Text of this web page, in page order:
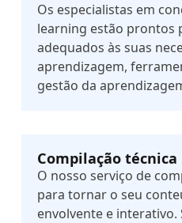
Os especialistas em
learning estão prontos
adequados às suas
aprendizagem,
gestão da
Compilação técnica
O nosso serviço de
para tornar o seu
envolvente e